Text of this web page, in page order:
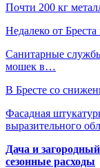
Почти 200 кг
Недалеко от
Санитарные
мошек в…
В Бресте со
Фасадная
выразительного
Дача и
сезонные расходы